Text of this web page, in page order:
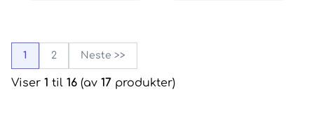
1 2 Neste >>
Viser 1 til 16 (av 17 produkter)